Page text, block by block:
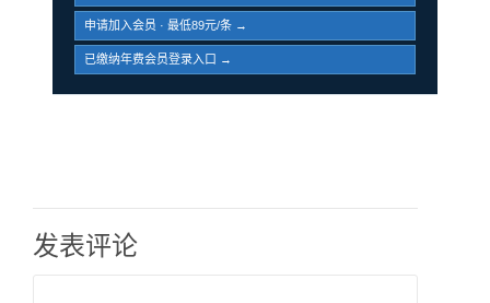
申请加入会员 · 最低89元/条 →
已缴纳年费会员登录入口 →
发表评论